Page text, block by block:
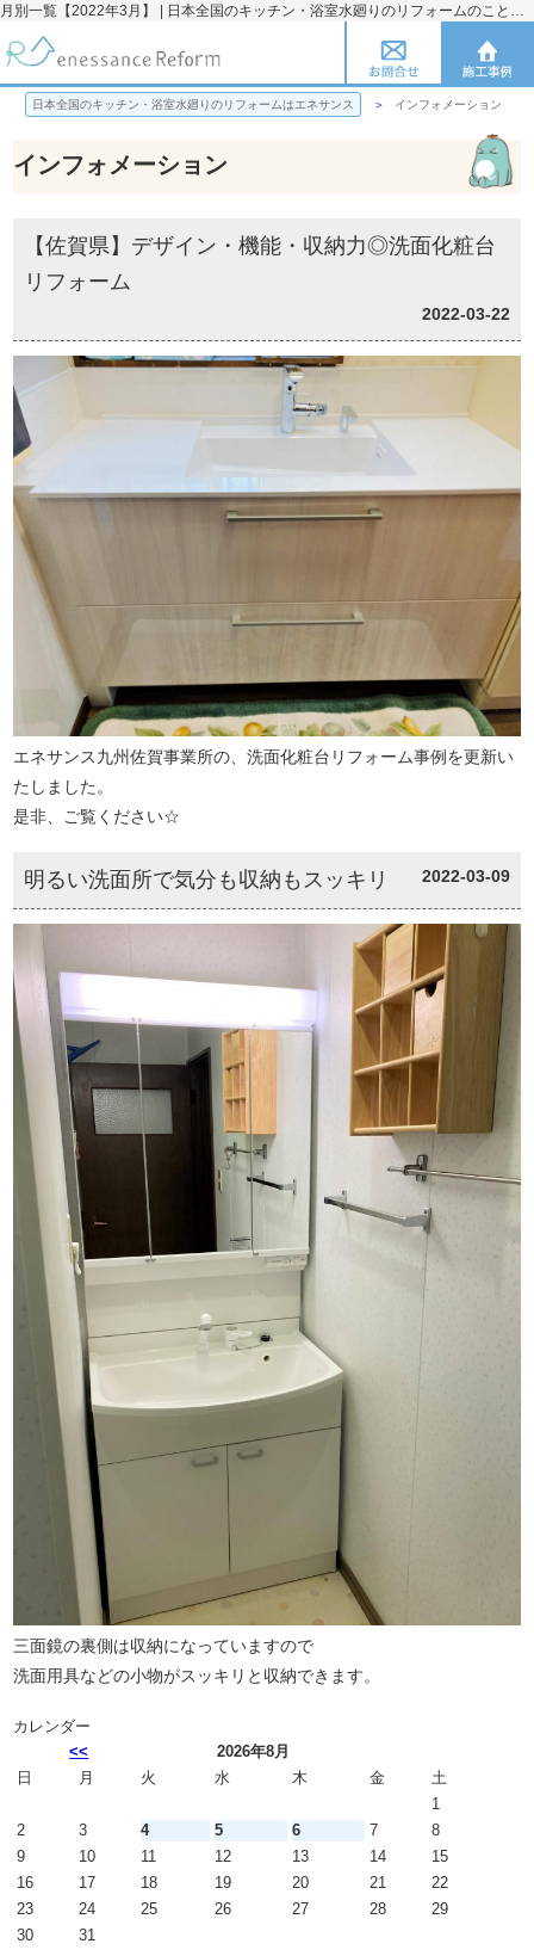
月別一覧【2022年3月】 | 日本全国のキッチン・浴室水廻りのリフォームのことならエネサンス
日本全国のキッチン・浴室水廻りのリフォームはエネサンス インフォメーション
インフォメーション
【佐賀県】デザイン・機能・収納力◎洗面化粧台
リフォーム
2022-03-22
エネサンス九州佐賀事業所の、洗面化粧台リフォーム事例を更新い
たしました。
是非、ご覧ください☆
明るい洗面所で気分も収納もスッキリ 2022-03-09
三面鏡の裏側は収納になっていますので
洗面用具などの小物がスッキリと収納できます。
カレンダー
<<
2026年8月
日
月 火 水 木 金
土
1
2
3 4 5 6 7
8
9
10 11 12 13 14
15
16
17 18 19 20 21
22
23
24 25 26 27 28
29
30
31